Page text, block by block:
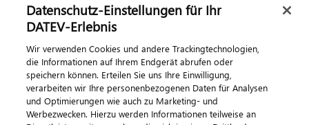
Kontaktieren Sie uns
Datenschutz-Einstellungen für Ihr
DATEV-Erlebnis
Wir verwenden Cookies und andere Trackingtechnologien,
die Informationen auf Ihrem Endgerät abrufen oder
speichern können. Erteilen Sie uns Ihre Einwilligung,
verarbeiten wir Ihre personenbezogenen Daten für Analysen
und Optimierungen wie auch zu Marketing- und
Werbezwecken. Hierzu werden Informationen teilweise an